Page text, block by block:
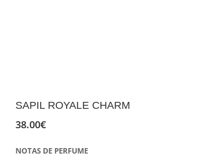
SAPIL ROYALE CHARM
38.00€
NOTAS DE PERFUME